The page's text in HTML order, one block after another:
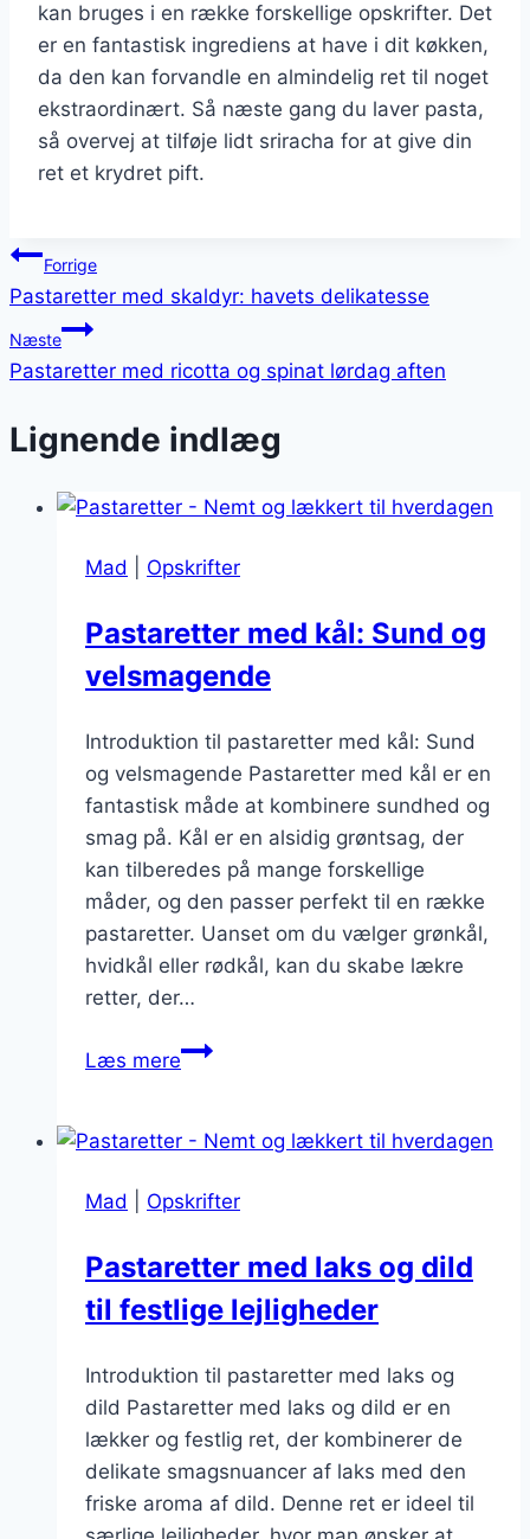
kan bruges i en række forskellige opskrifter. Det
er en fantastisk ingrediens at have i dit køkken,
da den kan forvandle en almindelig ret til noget
ekstraordinært. Så næste gang du laver pasta,
så overvej at tilføje lidt sriracha for at give din
ret et krydret pift.
Indlægsnavigation
Forrige
Pastaretter med skaldyr: havets delikatesse
Næste
Pastaretter med ricotta og spinat lørdag aften
Lignende indlæg
Mad Opskrifter
Pastaretter med kål: Sund og
velsmagende
Introduktion til pastaretter med kål: Sund
og velsmagende Pastaretter med kål er en
fantastisk måde at kombinere sundhed og
smag på. Kål er en alsidig grøntsag, der
kan tilberedes på mange forskellige
måder, og den passer perfekt til en række
pastaretter. Uanset om du vælger grønkål,
hvidkål eller rødkål, kan du skabe lækre
retter, der…
Læs merePastaretter
Sund
velsmagende
Mad Opskrifter
Pastaretter med laks og dild
til festlige lejligheder
Introduktion til pastaretter med laks og
dild Pastaretter med laks og dild er en
lækker og festlig ret, der kombinerer de
delikate smagsnuancer af laks med den
friske aroma af dild. Denne ret er ideel til